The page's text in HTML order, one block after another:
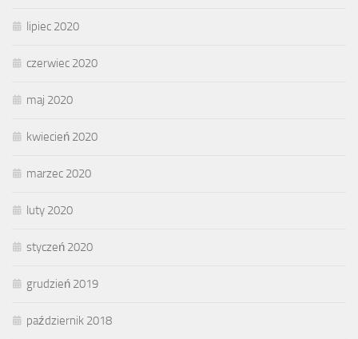
lipiec 2020
czerwiec 2020
maj 2020
kwiecień 2020
marzec 2020
luty 2020
styczeń 2020
grudzień 2019
październik 2018